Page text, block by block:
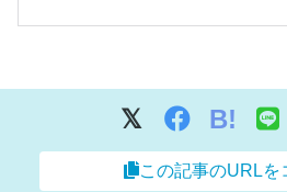
B!
この記事のURLを